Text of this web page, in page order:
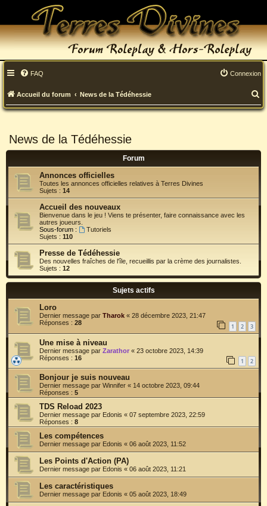
FAQ Connexion
Accueil du forum News de la Tédéhessie
e
News de la Tédéhessie
Forum
Annonces officielles
Toutes les annonces officielles relatives à Terres Divines
Sujets : 14
Accueil des nouveaux
Bienvenue dans le jeu ! Viens te présenter, faire connaissance avec les
autres joueurs.
Sous-forum :
Tutoriels
Sujets : 110
Presse de Tédéhessie
Des nouvelles fraîches de l'île, recueillis par la crème des journalistes.
Sujets : 12
Sujets actifs
Loro
Dernier message par Tharok « 28 décembre 2023, 21:47
Réponses : 28 1 2 3
Une mise à niveau
Dernier message par Zarathor « 23 octobre 2023, 14:39
Réponses : 16 1 2
Bonjour je suis nouveau
Dernier message par Winnifer « 14 octobre 2023, 09:44
Réponses : 5
TDS Reload 2023
Dernier message par Edonis « 07 septembre 2023, 22:59
Réponses : 8
Les compétences
Dernier message par Edonis « 06 août 2023, 11:52
Les Points d'Action (PA)
Dernier message par Edonis « 06 août 2023, 11:21
Les caractéristiques
Dernier message par Edonis « 05 août 2023, 18:49